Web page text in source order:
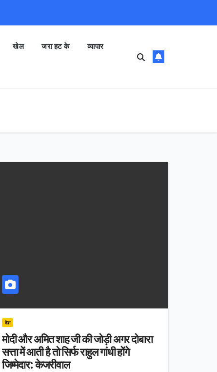
खेल जरा हट के व्यापार
देश
मोदी और अमित शाह जी की जोड़ी अगर दोबारा
सत्ता में आती है तो सिर्फ राहुल गांधी होंगे
जिम्मेदार: केजरीवाल